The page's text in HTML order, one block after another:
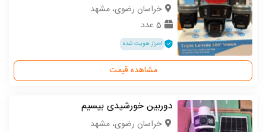
خراسان رضوی، مشهد
5 عدد
احراز هویت شده
مشاهده قیمت
دوربین خورشیدی بیسیم
خراسان رضوی، مشهد